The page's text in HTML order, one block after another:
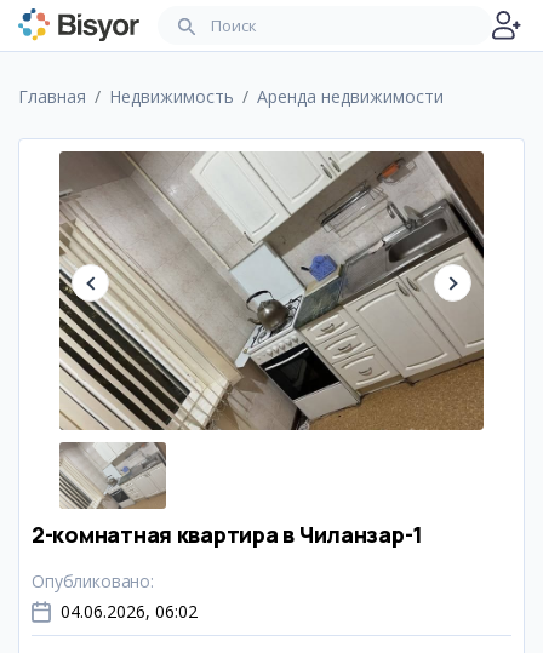
Главная Недвижимость Аренда недвижимости
2-комнатная квартира в Чиланзар-1
Опубликовано:
04.06.2026, 06:02